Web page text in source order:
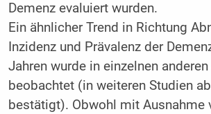
Demenz evaluiert wurden.
Ein ähnlicher Trend in Richtung
Inzidenz und Prävalenz der
Jahren wurde in einzelnen
beobachtet (in weiteren Studien
bestätigt). Obwohl mit Ausnahme